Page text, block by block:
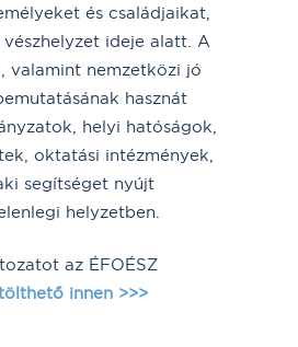
és családjaikat,
ideje alatt. A
valamint nemzetközi jó
hasznát
helyi hatóságok,
oktatási intézmények,
segítséget nyújt
helyzetben.
az ÉFOÉSZ
innen >>>